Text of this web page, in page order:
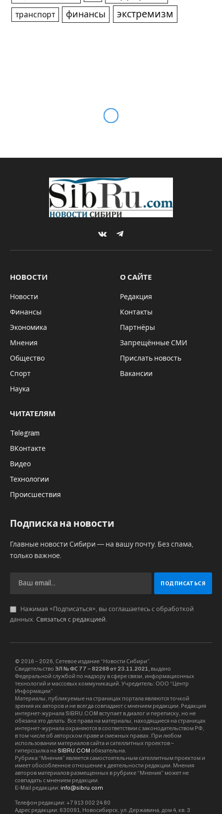
транспорт финансы экстремизм
атакуют Крым
19.12.2022 БЕЗ РУБРИКИ
Комментариев нет
СБУ разгоняет панику среди жителей
Крыма. Из центрального аппарата СБУ
жителям Киева поступают звонки.
требуют позвонить в Крым родственникам
и сообщить жителям полуострова
требование покинуть регион до 15 января
2023 года. Якобы, достигнута
Вражеские силы действуют в городских чатах,
«соцопросов», используют технологию
«информационного каскада», когда вброс
подхватывают большие каналы и начинается
обрастание вброса новыми подробностями и
домыслами.
Власти Крыма призывают не поддаваться
панике и аргументируют, что это очередное
обещали занять Крым к декабрю.
Ведомствам рекомендуется никак не
комментировать данные сообщения, чтобы не
давать почвы для слухов и “сарафанного
радио”.
Крым Украина